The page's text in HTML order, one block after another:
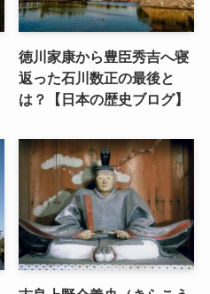
徳川家康から豊臣秀吉へ寝
返った石川数正の最後と
は？【日本の歴史ブログ】